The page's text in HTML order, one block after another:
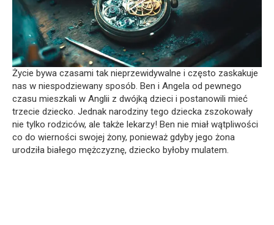
Życie bywa czasami tak nieprzewidywalne i często zaskakuje
nas w niespodziewany sposób. Ben i Angela od pewnego
czasu mieszkali w Anglii z dwójką dzieci i postanowili mieć
trzecie dziecko. Jednak narodziny tego dziecka zszokowały
nie tylko rodziców, ale także lekarzy! Ben nie miał wątpliwości
co do wierności swojej żony, ponieważ gdyby jego żona
urodziła białego mężczyznę, dziecko byłoby mulatem.